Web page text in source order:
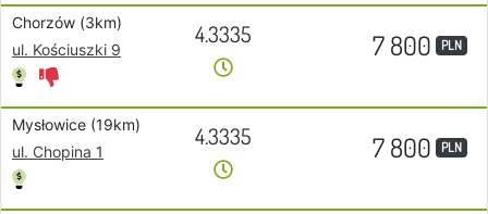
Chorzów (3km)
ul. Kościuszki 9
4.3335 7 800 PLN
Mysłowice (19km)
ul. Chopina 1
4.3335 7 800 PLN